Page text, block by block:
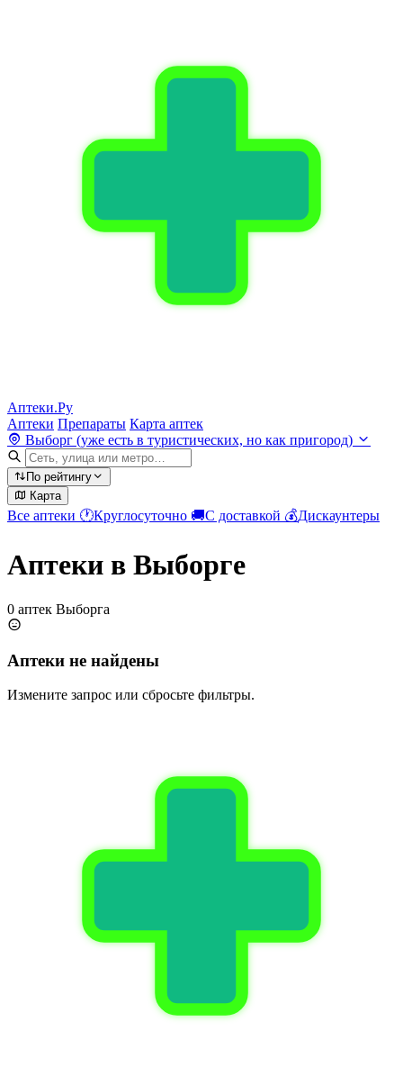
Аптеки.Ру
Аптеки Препараты Карта аптек
Выборг (уже есть в туристических, но как пригород)
По рейтингу
Карта
Все аптеки 🕐Круглосуточно 🚚С доставкой 💰Дискаунтеры
Аптеки в Выборге
0 аптек Выборга
Аптеки не найдены
Измените запрос или сбросьте фильтры.